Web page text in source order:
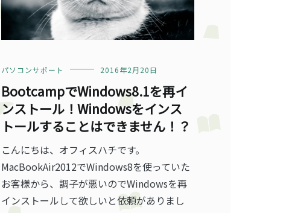
パソコンサポート 2016年2月20日
BootcampでWindows8.1を再イ
ンストール！Windowsをインス
トールすることはできません！？
こんにちは、オフィスハチです。
MacBookAir2012でWindows8を使っていた
お客様から、調子が悪いのでWindowsを再
インストールして欲しいと依頼がありまし